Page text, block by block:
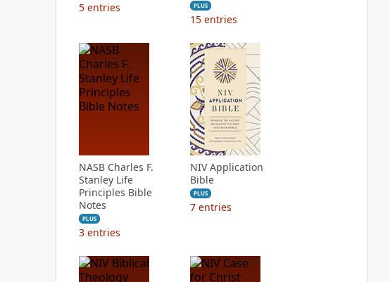
5 entries PLUS
15 entries
NASB Charles F.
Stanley Life
Principles Bible
Notes
PLUS
3 entries
NIV Application
Bible
PLUS
7 entries